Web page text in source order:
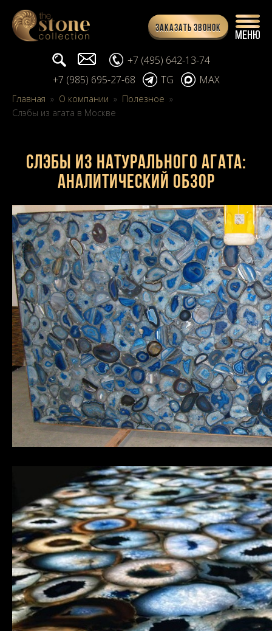
Заказать звонок
Поиск... info@stone-collection.ru
+7 (495) 642-13-74
+7 (985) 695-27-68
TG MAX
Главная » О компании » Полезное »
Слэбы из агата в Москве
Слэбы из натурального агата:
аналитический обзор